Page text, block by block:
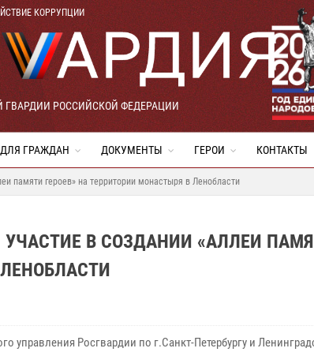
КОРРУПЦИИ
РОССИЙСКОЙ ФЕДЕРАЦИИ
ДЛЯ ГРАЖДАН ДОКУМЕНТЫ ГЕРОИ КОНТАКТЫ
памяти героев» на территории монастыря в Ленобласти
В СОЗДАНИИ «АЛЛЕИ
управления Росгвардии по г.Санкт-Петербургу и